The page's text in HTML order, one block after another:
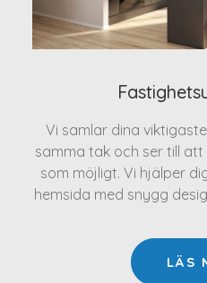
Vi samlar dina
samma tak och ser till
som möjligt. Vi hjälper
hemsida med snygg
LÄS